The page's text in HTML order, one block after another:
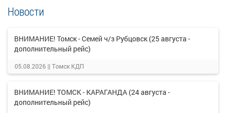
Новости
ВНИМАНИЕ! Томск - Семей ч/з Рубцовск (25 августа -
дополнительный рейс)
05.08.2026 || Томск КДП
ВНИМАНИЕ! ТОМСК - КАРАГАНДА (24 августа -
дополнительный рейс)